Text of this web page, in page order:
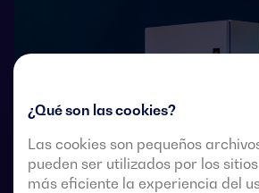
¿Qué son las cookies?
Las cookies son pequeños
pueden ser utilizados por los
más eficiente la experiencia del